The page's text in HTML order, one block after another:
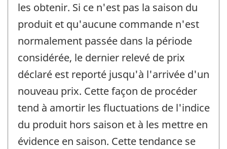
les obtenir. Si ce n'est pas la saison du
produit et qu'aucune commande n'est
normalement passée dans la période
considérée, le dernier relevé de prix
déclaré est reporté jusqu'à l'arrivée d'un
nouveau prix. Cette façon de procéder
tend à amortir les fluctuations de l'indice
du produit hors saison et à les mettre en
évidence en saison. Cette tendance se